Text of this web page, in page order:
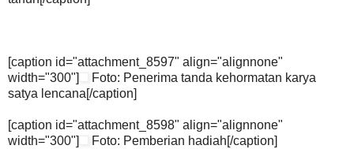
[caption id="attachment_8597" align="alignnone"
width="300"]
Foto: Penerima tanda kehormatan karya
satya lencana[/caption]
[caption id="attachment_8598" align="alignnone"
width="300"]
Foto: Pemberian hadiah[/caption]